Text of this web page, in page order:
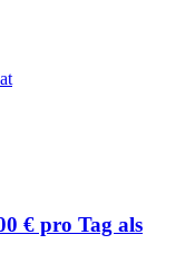
€ pro Tag als